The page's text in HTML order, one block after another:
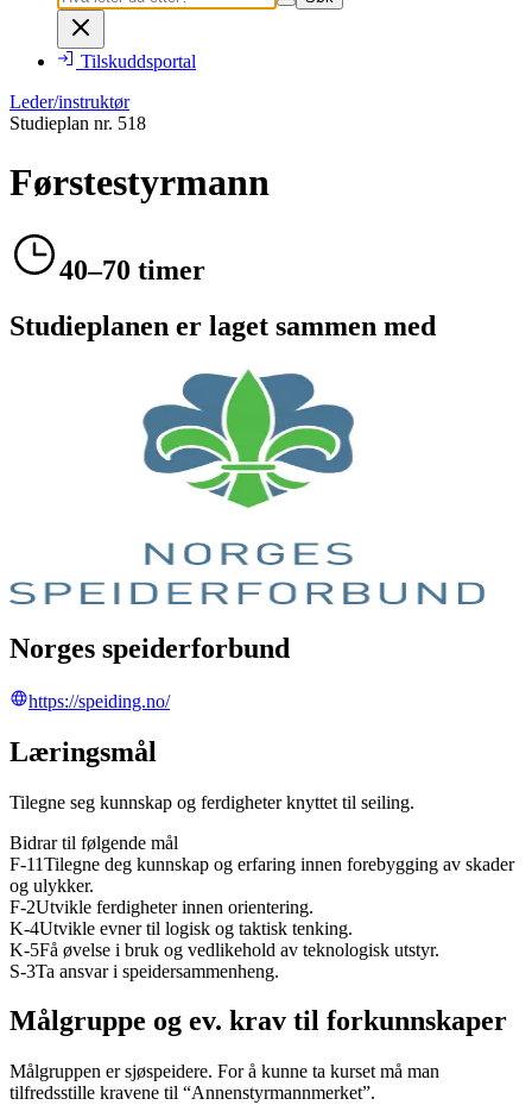
Tilskuddsportal
Leder/instruktør
Studieplan nr. 518
Førstestyrmann
40–70 timer
Studieplanen er laget sammen med
Norges speiderforbund
https://speiding.no/
Læringsmål
Tilegne seg kunnskap og ferdigheter knyttet til seiling.
Bidrar til følgende mål
F-11Tilegne deg kunnskap og erfaring innen forebygging av skader
og ulykker.
F-2Utvikle ferdigheter innen orientering.
K-4Utvikle evner til logisk og taktisk tenking.
K-5Få øvelse i bruk og vedlikehold av teknologisk utstyr.
S-3Ta ansvar i speidersammenheng.
Målgruppe og ev. krav til forkunnskaper
Målgruppen er sjøspeidere. For å kunne ta kurset må man
tilfredsstille kravene til “Annenstyrmannmerket”.